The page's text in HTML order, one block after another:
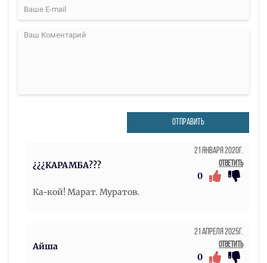
ОТПРАВИТЬ
¿¿¿КАРАМБА???
21 Января 2020г.
Ответить
0
Ка-кой! Марат. Муратов.
Айша
21 Апреля 2025г.
Ответить
0